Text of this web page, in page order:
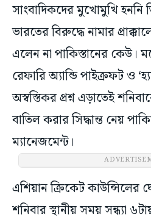
সাংবাদিকদের মুখোমুখি
ভারতের বিরুদ্ধে নামার
এলেন না পাকিস্তানের কেউ।
রেফারি অ্যান্ডি পাইক্রফট ও
অস্বস্তিকর প্রশ্ন এড়াতেই
বাতিল করার সিদ্ধান্ত নেয়
ম্যানেজমেন্ট।
এশিয়ান ক্রিকেট কাউন্সিলের
শনিবার স্থানীয় সময় সন্ধ্যা